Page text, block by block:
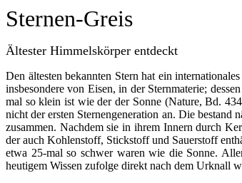
Sternen-Greis
Ältester Himmelskörper entdeckt
Den ältesten bekannten Stern hat ein
insbesondere von Eisen, in der Sternmaterie;
mal so klein ist wie der der Sonne (Nature, Bd.
nicht der ersten Sternengeneration an. Die
zusammen. Nachdem sie in ihrem Innern durch
der auch Kohlenstoff, Stickstoff und Sauerstoff
etwa 25-mal so schwer waren wie die Sonne.
heutigem Wissen zufolge direkt nach dem Urknall